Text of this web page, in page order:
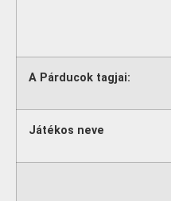
A Párducok tagjai:
Játékos neve